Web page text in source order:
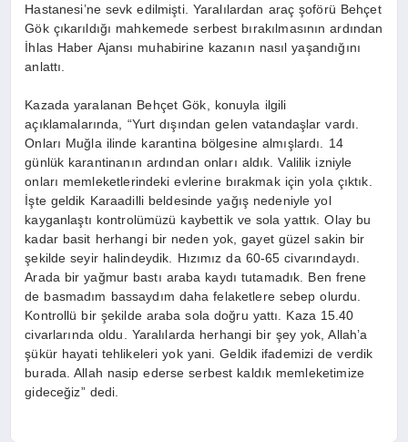
Hastanesi’ne sevk edilmişti. Yaralılardan araç şoförü Behçet
Gök çıkarıldığı mahkemede serbest bırakılmasının ardından
İhlas Haber Ajansı muhabirine kazanın nasıl yaşandığını
anlattı.
Kazada yaralanan Behçet Gök, konuyla ilgili
açıklamalarında, “Yurt dışından gelen vatandaşlar vardı.
Onları Muğla ilinde karantina bölgesine almışlardı. 14
günlük karantinanın ardından onları aldık. Valilik izniyle
onları memleketlerindeki evlerine bırakmak için yola çıktık.
İşte geldik Karaadilli beldesinde yağış nedeniyle yol
kayganlaştı kontrolümüzü kaybettik ve sola yattık. Olay bu
kadar basit herhangi bir neden yok, gayet güzel sakin bir
şekilde seyir halindeydik. Hızımız da 60-65 civarındaydı.
Arada bir yağmur bastı araba kaydı tutamadık. Ben frene
de basmadım bassaydım daha felaketlere sebep olurdu.
Kontrollü bir şekilde araba sola doğru yattı. Kaza 15.40
civarlarında oldu. Yaralılarda herhangi bir şey yok, Allah’a
şükür hayati tehlikeleri yok yani. Geldik ifademizi de verdik
burada. Allah nasip ederse serbest kaldık memleketimize
gideceğiz” dedi.